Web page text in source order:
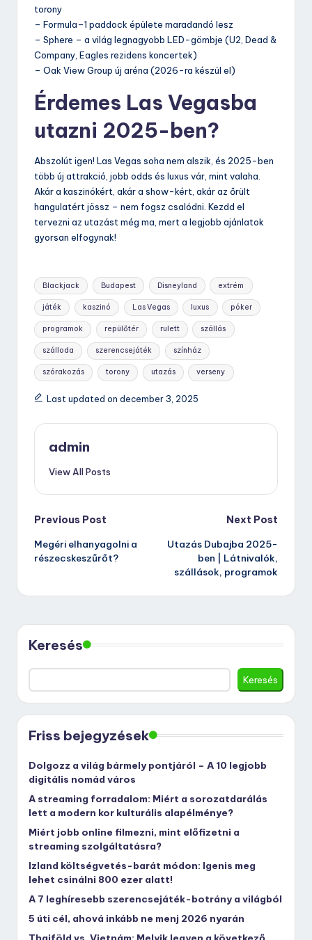
torony
– Formula–1 paddock épülete maradandó lesz
– Sphere – a világ legnagyobb LED-gömbje (U2, Dead &
Company, Eagles rezidens koncertek)
– Oak View Group új aréna (2026-ra készül el)
Érdemes Las Vegasba
utazni 2025-ben?
Abszolút igen! Las Vegas soha nem alszik, és 2025-ben
több új attrakció, jobb odds és luxus vár, mint valaha.
Akár a kaszinókért, akár a show-kért, akár az őrült
hangulatért jössz – nem fogsz csalódni. Kezdd el
tervezni az utazást még ma, mert a legjobb ajánlatok
gyorsan elfogynak!
Tags:
Blackjack Budapest Disneyland extrém
játék kaszinó Las Vegas luxus póker
programok repülőtér rulett szállás
szálloda szerencsejáték színház
szórakozás torony utazás verseny
Last updated on december 3, 2025
admin
View All Posts
Post
navigation
Previous Post
Megéri elhanyagolni a
részecskeszűrőt?
Next Post
Utazás Dubajba 2025-
ben | Látnivalók,
szállások, programok
Keresés
Keresés
Friss bejegyzések
Dolgozz a világ bármely pontjáról – A 10 legjobb
digitális nomád város
A streaming forradalom: Miért a sorozatdarálás
lett a modern kor kulturális alapélménye?
Miért jobb online filmezni, mint előfizetni a
streaming szolgáltatásra?
Izland költségvetés-barát módon: Igenis meg
lehet csinálni 800 ezer alatt!
A 7 leghíresebb szerencsejáték-botrány a világból
5 úti cél, ahová inkább ne menj 2026 nyarán